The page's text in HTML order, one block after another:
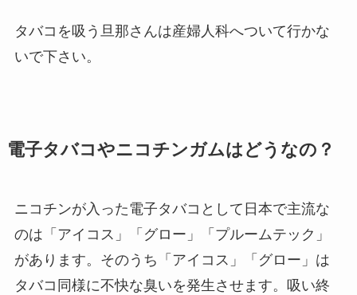
タバコを吸う旦那さんは産婦人科へついて行かな
いで下さい。
電子タバコやニコチンガムはどうなの？
ニコチンが入った電子タバコとして日本で主流な
のは「アイコス」「グロー」「プルームテック」
があります。そのうち「アイコス」「グロー」は
タバコ同様に不快な臭いを発生させます。吸い終